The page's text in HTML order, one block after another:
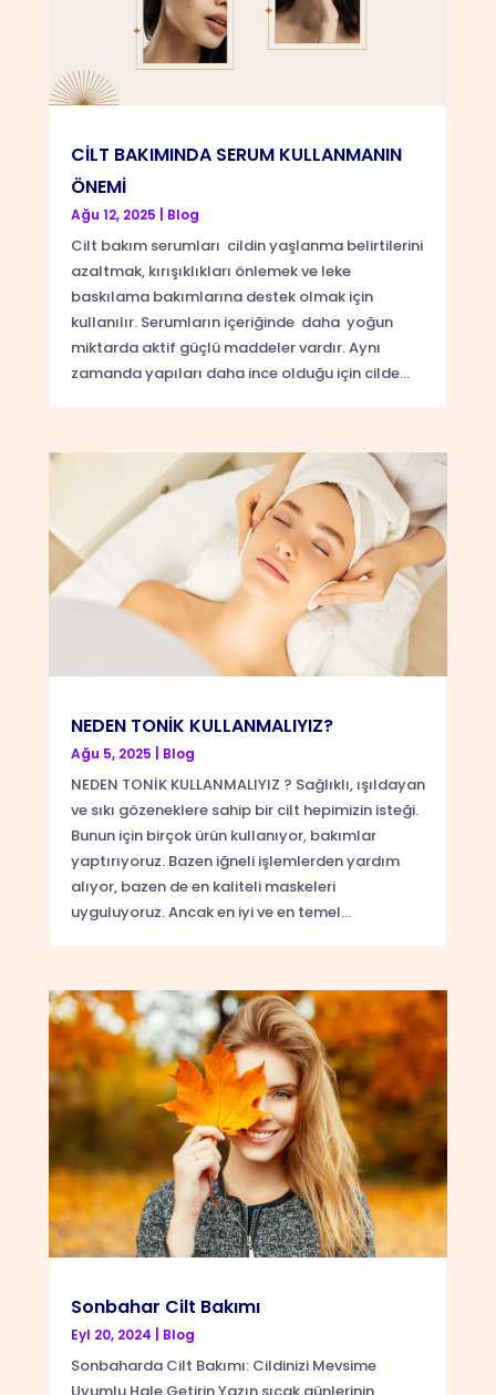
CİLT BAKIMINDA SERUM KULLANMANIN
ÖNEMİ
Ağu 12, 2025 Blog
Cilt bakım serumları cildin yaşlanma belirtilerini
azaltmak, kırışıklıkları önlemek ve leke
baskılama bakımlarına destek olmak için
kullanılır. Serumların içeriğinde daha yoğun
miktarda aktif güçlü maddeler vardır. Aynı
zamanda yapıları daha ince olduğu için cilde...
NEDEN TONİK KULLANMALIYIZ?
Ağu 5, 2025 Blog
NEDEN TONİK KULLANMALIYIZ ? Sağlıklı, ışıldayan
ve sıkı gözeneklere sahip bir cilt hepimizin isteği.
Bunun için birçok ürün kullanıyor, bakımlar
yaptırıyoruz. Bazen iğneli işlemlerden yardım
alıyor, bazen de en kaliteli maskeleri
uyguluyoruz. Ancak en iyi ve en temel...
Sonbahar Cilt Bakımı
Eyl 20, 2024 Blog
Sonbaharda Cilt Bakımı: Cildinizi Mevsime
Uyumlu Hale Getirin Yazın sıcak günlerinin